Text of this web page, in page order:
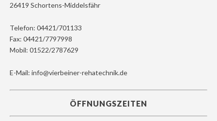
26419 Schortens-Middelsfähr
Telefon: 04421/701133
Fax: 04421/7797998
Mobil: 01522/2787629
E-Mail: info@vierbeiner-rehatechnik.de
ÖFFNUNGSZEITEN